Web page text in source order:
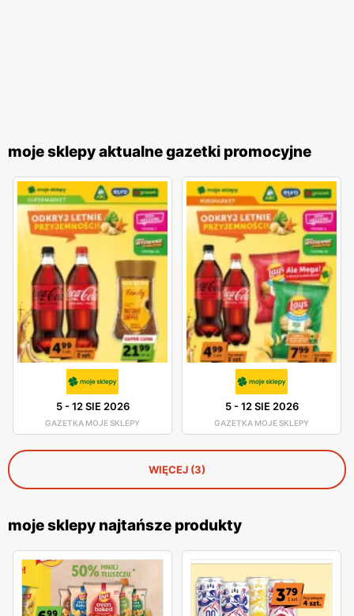
moje sklepy aktualne gazetki promocyjne
5-12 SIE 2026
GAZETKA MOJE SKLEPY
5-12 SIE 2026
GAZETKA MOJE SKLEPY
WIĘCEJ (3)
moje sklepy najtańsze produkty